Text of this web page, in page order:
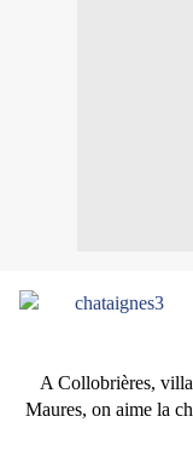
A Collobrières,
Maures, on aime la